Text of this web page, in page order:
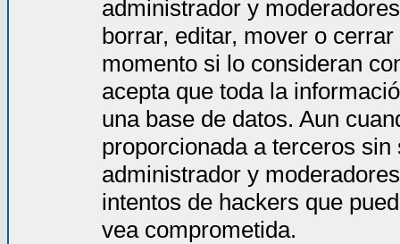
administrador y
borrar, editar, mover o
momento si lo consideran
acepta que toda la
una base de datos. Aun
proporcionada a terceros
administrador y
intentos de hackers que
vea comprometida.